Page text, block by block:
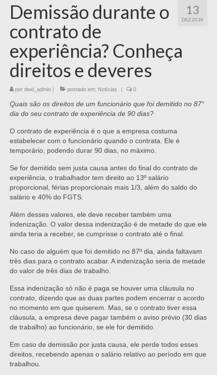
13
DEZ 2018
Demissão durante o
contrato de
experiência? Conheça
direitos e deveres
por dwd_admin postado em: Notícias 0
Quais são os direitos de um funcionário que foi demitido no 87°
dia do seu contrato de experiência de 90 dias?
O contrato de experiência é o que a empresa costuma
estabelecer com o funcionário quando o contrata. Ele é
temporário, podendo durar 90 dias, no máximo.
Se for demitido sem justa causa antes do final do contrato de
experiência, o trabalhador tem direito ao 13º salário
proporcional, férias proporcionais mais 1/3, além do saldo do
salário e 40% do FGTS.
Além desses valores, ele deve receber também uma
indenização. O valor dessa indenização é de metade do que ele
ainda teria a receber, se cumprisse o contrato até o final.
No caso de alguém que foi demitido no 87º dia, ainda faltavam
três dias para o contrato acabar. A indenização seria de metade
do valor de três dias de trabalho.
Essa indenização só não é paga se houver uma cláusula no
contrato, dizendo que as duas partes podem encerrar o acordo
no momento em que quiserem. Mas, se o contrato tiver essa
cláusula, a empresa deve pagar também o aviso prévio (30 dias
de trabalho) ao funcionário, se ele for demitido.
Em caso de demissão por justa causa, ele perde todos esses
direitos, recebendo apenas o salário relativo ao período em que
trabalhou.